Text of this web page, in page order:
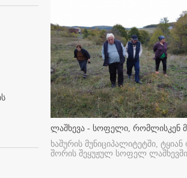
ლაშხევა - სოფელი, რომლისკენ
ხაშურის მუნიციპალიტეტში,
შორის შეყუჟულ სოფელ ლაშხევში